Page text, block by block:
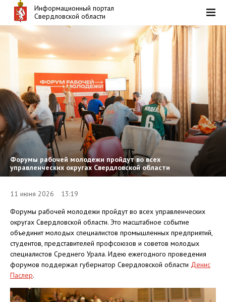
Информационный портал
Свердловской области
Форумы рабочей молодежи пройдут во всех
управленческих округах Свердловской области
11 июня 2026 13:19
Форумы рабочей молодежи пройдут во всех управленческих
округах Свердловской области. Это масштабное событие
объединит молодых специалистов промышленных предприятий,
студентов, представителей профсоюзов и советов молодых
специалистов Среднего Урала. Идею ежегодного проведения
форумов поддержал губернатор Свердловской области Денис
Паслер.